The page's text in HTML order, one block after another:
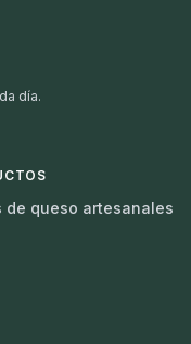
día.
de queso artesanales